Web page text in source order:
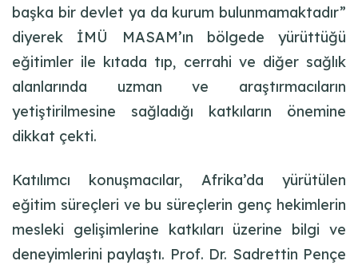
başka bir devlet ya da kurum bulunmamaktadır”
diyerek İMÜ MASAM’ın bölgede yürüttüğü
eğitimler ile kıtada tıp, cerrahi ve diğer sağlık
alanlarında uzman ve araştırmacıların
yetiştirilmesine sağladığı katkıların önemine
dikkat çekti.
Katılımcı konuşmacılar, Afrika’da yürütülen
eğitim süreçleri ve bu süreçlerin genç hekimlerin
mesleki gelişimlerine katkıları üzerine bilgi ve
deneyimlerini paylaştı. Prof. Dr. Sadrettin Pençe